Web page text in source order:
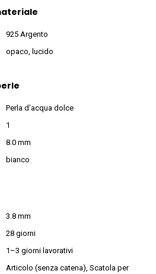
925 Argento
opaco, lucido
Perla d’acqua dolce
1
8.0 mm
bianco
3.8 mm
28 giorni
1–3 giorni lavorativi
Articolo (senza catena), Scatola per